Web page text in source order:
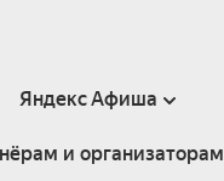
Яндекс Афиша
Справка
и организаторам